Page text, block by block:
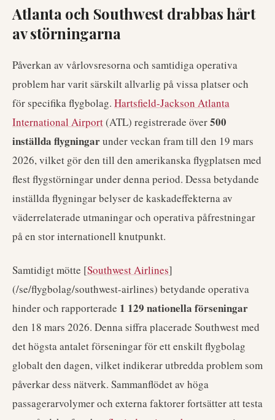
Atlanta och Southwest drabbas hårt
av störningarna
Påverkan av vårlovsresorna och samtidiga operativa
problem har varit särskilt allvarlig på vissa platser och
för specifika flygbolag. Hartsfield-Jackson Atlanta
International Airport(ATL) registrerade över500
inställda flygningarunder veckan fram till den 19 mars
2026, vilket gör den till den amerikanska flygplatsen med
flest flygstörningar under denna period. Dessa betydande
inställda flygningar belyser de kaskadeffekterna av
väderrelaterade utmaningar och operativa påfrestningar
på en stor internationell knutpunkt.
Samtidigt mötte [Southwest Airlines]
(/se/flygbolag/southwest-airlines) betydande operativa
hinder och rapporterade 1 129 nationella förseningar
den 18 mars 2026. Denna siffra placerade Southwest med
det högsta antalet förseningar för ett enskilt flygbolag
globalt den dagen, vilket indikerar utbredda problem som
påverkar dess nätverk. Sammanflödet av höga
passagerarvolymer och externa faktorer fortsätter att testa